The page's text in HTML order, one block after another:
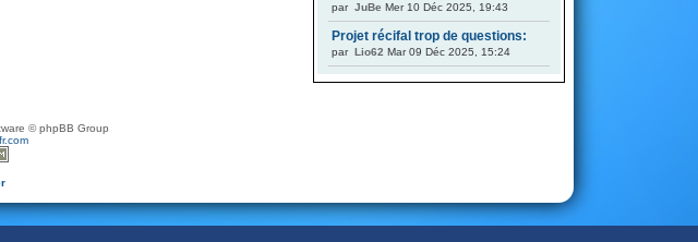
par JuBe Mer 10 Déc 2025, 19:43
Projet récifal trop de questions:
par Lio62 Mar 09 Déc 2025, 15:24
© phpBB Group